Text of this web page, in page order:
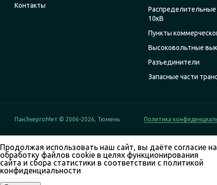
Контакты
Распределительные
10кВ
Пункты
Высоковольтные
Разъединители
Запасные части
ПанЭнергоМет © 2006-2026, Тюмень Политика
Продолжая использовать наш сайт, вы даёте согласие на
обработку файлов cookie в целях функционирования
сайта и сбора статистики в соответствии с политикой
конфиденциальности